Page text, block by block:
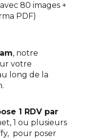
80 images +
PDF)
, notre
votre
long de la
1 RDV par
1 ou plusieurs
pour poser